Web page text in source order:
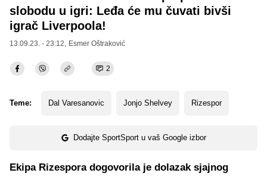
slobodu u igri: Leđa će mu čuvati bivši
igrač Liverpoola!
13.09.23. - 23:12, Esmer Oštraković
2
Teme: Dal Varesanovic Jonjo Shelvey Rizespor
Dodajte SportSport u vaš Google izbor
Ekipa Rizespora dogovorila je dolazak sjajnog